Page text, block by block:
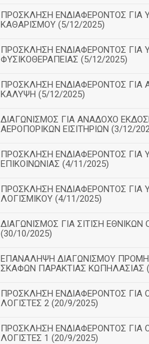
ΠΡΟΣΚΛΗΣΗ ΕΝΔΙΑΦΕΡΟΝΤΟΣ ΓΙΑ
ΚΑΘΑΡΙΣΜΟΥ (5/12/2025)
ΠΡΟΣΚΛΗΣΗ ΕΝΔΙΑΦΕΡΟΝΤΟΣ ΓΙΑ
ΦΥΣΙΚΟΘΕΡΑΠΕΙΑΣ (5/12/2025)
ΠΡΟΣΚΛΗΣΗ ΕΝΔΙΑΦΕΡΟΝΤΟΣ ΓΙΑ
ΚΑΛΥΨΗ (5/12/2025)
ΔΙΑΓΩΝΙΣΜΟΣ ΓΙΑ ΑΝΑΔΟΧΟ
ΑΕΡΟΠΟΡΙΚΩΝ ΕΙΣΙΤΗΡΙΩΝ (3/12/
ΠΡΟΣΚΛΗΣΗ ΕΝΔΙΑΦΕΡΟΝΤΟΣ ΓΙΑ
ΕΠΙΚΟΙΝΩΝΙΑΣ (4/11/2025)
ΠΡΟΣΚΛΗΣΗ ΕΝΔΙΑΦΕΡΟΝΤΟΣ ΓΙΑ
ΛΟΓΙΣΜΙΚΟΥ (4/11/2025)
ΔΙΑΓΩΝΙΣΜΟΣ ΓΙΑ ΣΙΤΙΣΗ
(30/10/2025)
ΕΠΑΝΑΛΗΨΗ ΔΙΑΓΩΝΙΣΜΟΥ
ΣΚΑΦΩΝ ΠΑΡΑΚΤΙΑΣ ΚΩΠΗΛΑΣΙΑΣ
ΠΡΟΣΚΛΗΣΗ ΕΝΔΙΑΦΕΡΟΝΤΟΣ ΓΙΑ
ΛΟΓΙΣΤΕΣ 2 (20/9/2025)
ΠΡΟΣΚΛΗΣΗ ΕΝΔΙΑΦΕΡΟΝΤΟΣ ΓΙΑ
ΛΟΓΙΣΤΕΣ 1 (20/9/2025)